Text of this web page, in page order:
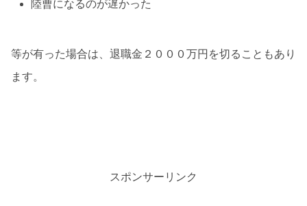
陸曹になるのが遅かった
等が有った場合は、退職金２０００万円を切ることもあり
ます。
スポンサーリンク